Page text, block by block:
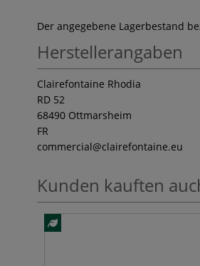
Der angegebene Lagerbestand
Herstellerangaben
Clairefontaine Rhodia
RD 52
68490 Ottmarsheim
FR
commercial@clairefontaine.eu
Kunden kauften